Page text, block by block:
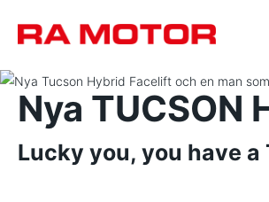
Nya TUCSON
Lucky you, you have a